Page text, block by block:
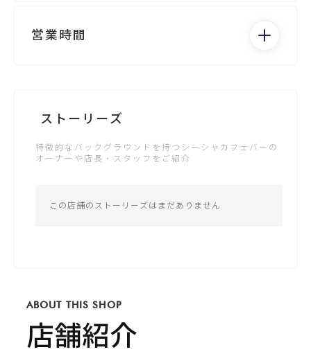
電話する
cstand_mania
営業時間
木：14:00 - 7:00
土：14:00 - 7:00
日：14:00 - 7:00
ストーリーズ
特徴的なバックグラウンドを持つシーシャカフェバーの
オーナーや店長・スタッフをご紹介
この店舗のストーリーズはまだありません
ABOUT THIS SHOP
店舗紹介